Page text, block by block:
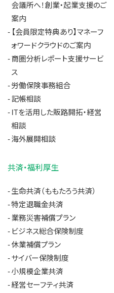
会議所へ！創業・起業支援のご
案内
【会員限定特典あり】マネーフ
ォワードクラウドのご案内
商圏分析レポート支援サービ
ス
労働保険事務組合
記帳相談
ITを活用した販路開拓・経営
相談
海外展開相談
共済・福利厚生
生命共済（ももたろう共済）
特定退職金共済
業務災害補償プラン
ビジネス総合保険制度
休業補償プラン
サイバー保険制度
小規模企業共済
経営セーフティ共済